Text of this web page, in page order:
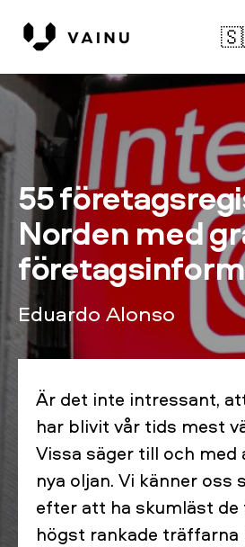
55
Norden med
Eduardo Alonso
Är det inte intressant,
har blivit vår tids mest
Vissa säger till och med
nya oljan. Vi känner oss
efter att ha skumläst
högst rankade träffarna